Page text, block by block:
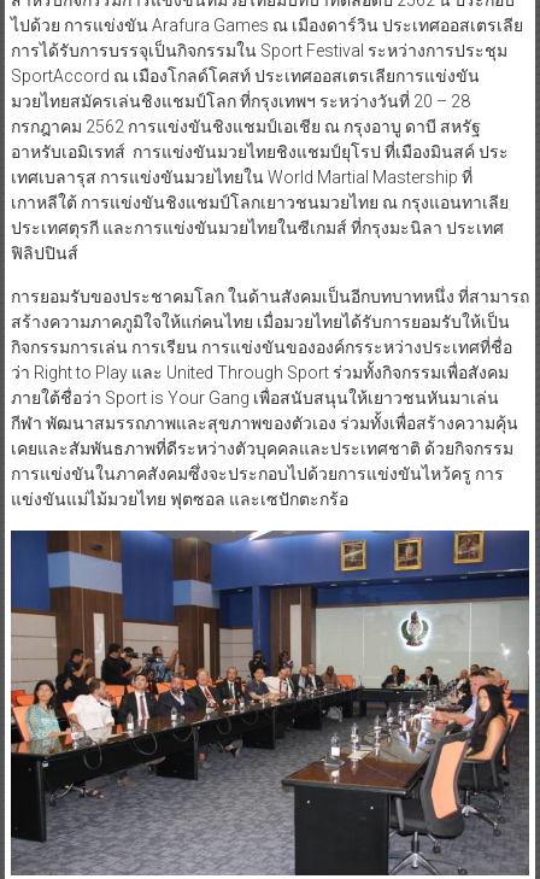
ไปด้วย การแข่งขัน Arafura Games ณ เมืองดาร์วิน ประเทศออสเตรเลีย
การได้รับการบรรจุเป็นกิจกรรมใน Sport Festival ระหว่างการประชุม
SportAccord ณ เมืองโกลด์โคสท์ ประเทศออสเตรเลียการแข่งขัน
มวยไทยสมัครเล่นชิงแชมป์โลก ที่กรุงเทพฯ ระหว่างวันที่ 20 – 28
กรกฎาคม 2562 การแข่งขันชิงแชมป์เอเชีย ณ กรุงอาบู ดาบี สหรัฐ
อาหรับเอมิเรทส์ การแข่งขันมวยไทยชิงแชมป์ยุโรป ที่เมืองมินสค์ ประ
เทศเบลารุส การแข่งขันมวยไทยใน World Martial Mastership ที่
เกาหลีใต้ การแข่งขันชิงแชมป์โลกเยาวชนมวยไทย ณ กรุงแอนทาเลีย
ประเทศตุรกี และการแข่งขันมวยไทยในซีเกมส์ ที่กรุงมะนิลา ประเทศ
ฟิลิปปินส์
การยอมรับของประชาคมโลก ในด้านสังคมเป็นอีกบทบาทหนึ่ง ที่สามารถ
สร้างความภาคภูมิใจให้แก่คนไทย เมื่อมวยไทยได้รับการยอมรับให้เป็น
กิจกรรมการเล่น การเรียน การแข่งขันขององค์กรระหว่างประเทศที่ชื่อ
ว่า Right to Play และ United Through Sport ร่วมทั้งกิจกรรมเพื่อสังคม
ภายใต้ชื่อว่า Sport is Your Gang เพื่อสนับสนุนให้เยาวชนหันมาเล่น
กีฬา พัฒนาสมรรถภาพและสุขภาพของตัวเอง ร่วมทั้งเพื่อสร้างความคุ้น
เคยและสัมพันธภาพที่ดีระหว่างตัวบุคคลและประเทศชาติ ด้วยกิจกรรม
การแข่งขันในภาคสังคมซึ่งจะประกอบไปด้วยการแข่งขันไหว้ครู การ
แข่งขันแม่ไม้มวยไทย ฟุตซอล และเซปักตะกร้อ